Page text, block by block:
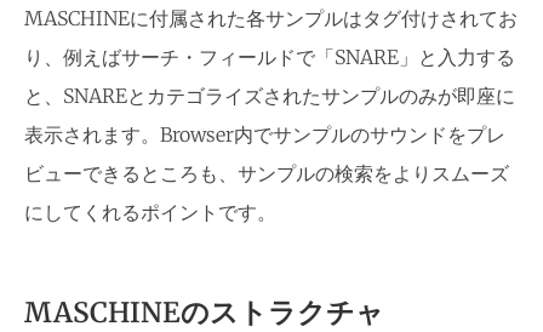
MASCHINEに付属された各サンプルはタグ付けされてお
り、例えばサーチ・フィールドで「SNARE」と入力する
と、SNAREとカテゴライズされたサンプルのみが即座に
表示されます。Browser内でサンプルのサウンドをプレ
ビューできるところも、サンプルの検索をよりスムーズ
にしてくれるポイントです。
MASCHINEのストラクチャ